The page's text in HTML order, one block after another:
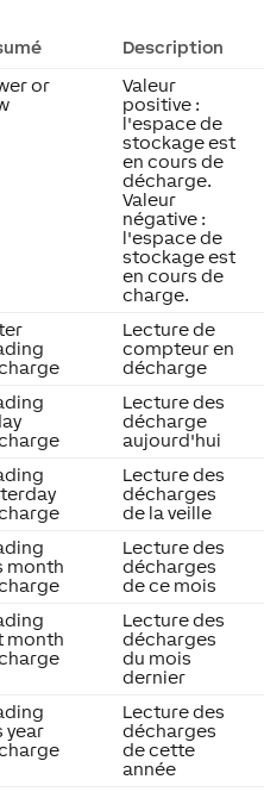
Description
or
Valeur
positive :
l'espace de
stockage est
en cours de
décharge.
Valeur
négative :
l'espace de
stockage est
en cours de
charge.
Lecture de
compteur en
décharge
Lecture des
décharge
aujourd'hui
Lecture des
décharges
de la veille
month
Lecture des
décharges
de ce mois
month
Lecture des
décharges
du mois
dernier
year
Lecture des
décharges
de cette
année